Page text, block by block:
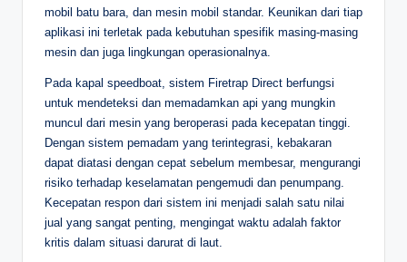
mobil batu bara, dan mesin mobil standar. Keunikan dari tiap
aplikasi ini terletak pada kebutuhan spesifik masing-masing
mesin dan juga lingkungan operasionalnya.
Pada kapal speedboat, sistem Firetrap Direct berfungsi
untuk mendeteksi dan memadamkan api yang mungkin
muncul dari mesin yang beroperasi pada kecepatan tinggi.
Dengan sistem pemadam yang terintegrasi, kebakaran
dapat diatasi dengan cepat sebelum membesar, mengurangi
risiko terhadap keselamatan pengemudi dan penumpang.
Kecepatan respon dari sistem ini menjadi salah satu nilai
jual yang sangat penting, mengingat waktu adalah faktor
kritis dalam situasi darurat di laut.